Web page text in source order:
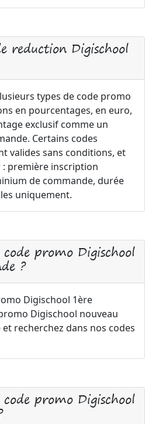
reduction Digischool
types de code promo
en pourcentages, en euro,
exclusif comme un
Certains codes
valides sans conditions, et
première inscription
de commande, durée
uniquement.
promo Digischool
?
Digischool 1ère
Digischool nouveau
recherchez dans nos codes
promo Digischool